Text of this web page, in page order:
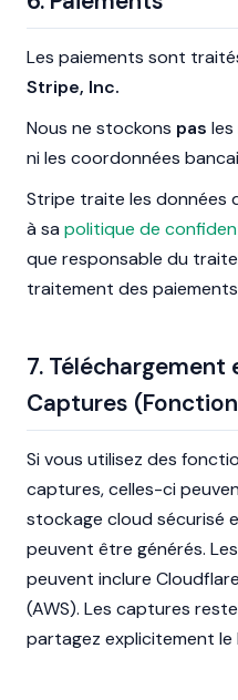
Les paiements sont
Stripe, Inc.
Nous ne stockons pas
ni les coordonnées
Stripe traite les données
à sa politique de
que responsable du
traitement des
7. Téléchargement
Captures
Si vous utilisez des
captures, celles-ci
stockage cloud sécurisé
peuvent être générés.
peuvent inclure
(AWS). Les captures
partagez explicitement le